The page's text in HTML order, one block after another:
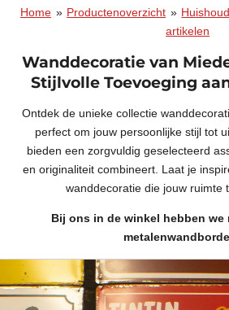
Home » Productenoverzicht »
artikelen
Wanddecoratie van
Stijlvolle Toevoeging
Ontdek de unieke collectie
perfect om jouw persoonlijke stijl tot
bieden een zorgvuldig geselecteerd
en originaliteit combineert. Laat je
wanddecoratie die jouw ruimte
Bij ons in de winkel hebben we